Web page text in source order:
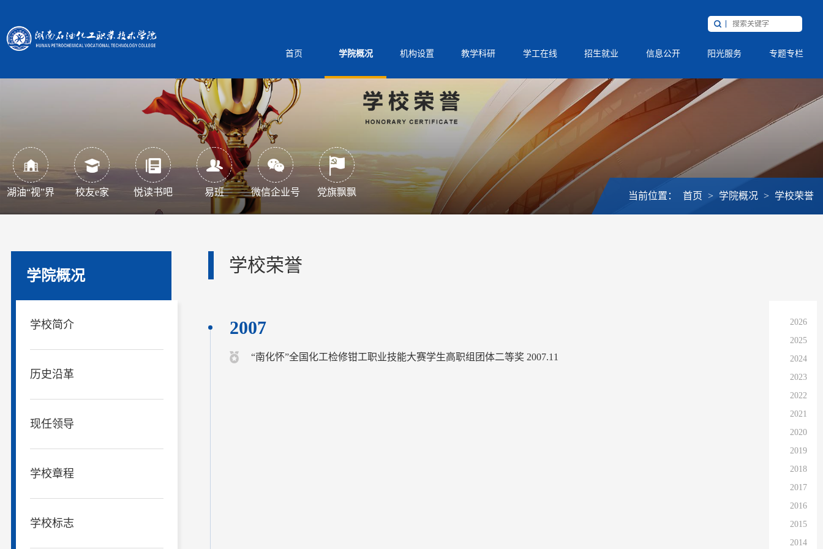
首页 学院概况 机构设置 教学科研 学工在线 招生就业 信息公开 阳光服务 专题专栏
湖油“视”界 校友e家 悦读书吧 易班 微信企业号 党旗飘飘 当前位置： 首页 > 学院概况 > 学校荣誉
学院概况
学校简介
历史沿革
现任领导
学校章程
学校标志
学校荣誉
2007
“南化怀”全国化工检修钳工职业技能大赛学生高职组团体二等奖 2007.11
2026
2025
2024
2023
2022
2021
2020
2019
2018
2017
2016
2015
2014